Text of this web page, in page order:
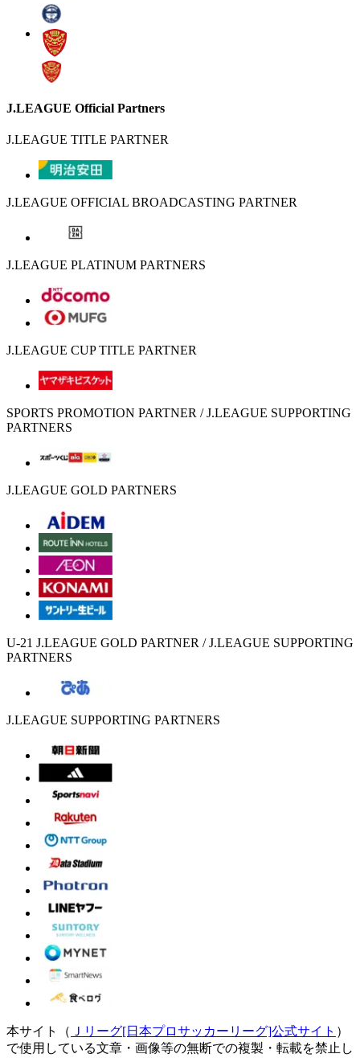
J.LEAGUE Official Partners
J.LEAGUE TITLE PARTNER
J.LEAGUE OFFICIAL BROADCASTING PARTNER
J.LEAGUE PLATINUM PARTNERS
J.LEAGUE CUP TITLE PARTNER
SPORTS PROMOTION PARTNER / J.LEAGUE SUPPORTING
PARTNERS
J.LEAGUE GOLD PARTNERS
U-21 J.LEAGUE GOLD PARTNER / J.LEAGUE SUPPORTING
PARTNERS
J.LEAGUE SUPPORTING PARTNERS
本サイト（ Ｊリーグ[日本プロサッカーリーグ]公式サイト ）
で使用している文章・画像等の無断での複製・転載を禁止し